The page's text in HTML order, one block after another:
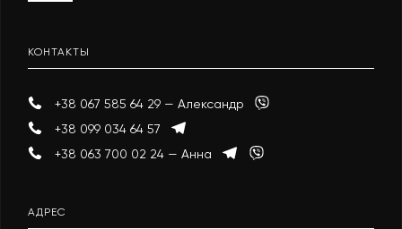
КОНТАКТЫ
+38 067 585 64 29 — Александр
+38 099 034 64 57
+38 063 700 02 24 — Анна
АДРЕС